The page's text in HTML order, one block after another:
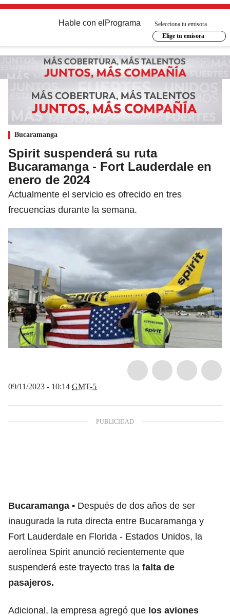
Hable con el Programa
Selecciona tu emisora
Elige tu emisora
Bucaramanga
Spirit suspenderá su ruta
Bucaramanga - Fort Lauderdale en
enero de 2024
Actualmente el servicio es ofrecido en tres
frecuencias durante la semana.
09/11/2023 - 10:14 GMT-5
Bucaramanga
Después de dos años de ser
inaugurada la ruta directa entre Bucaramanga y
Fort Lauderdale en Florida - Estados Unidos, la
aerolínea Spirit anunció recientemente que
suspenderá este trayecto tras la falta de
pasajeros.
Adicional, la empresa agregó que los aviones